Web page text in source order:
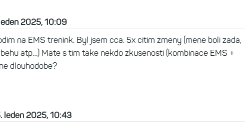
2025, 10:09
na EMS trenink. Byl jsem cca. 5x citim zmeny (mene boli zada,
atp…) Mate s tim take nekdo zkusenosti (kombinace EMS +
dlouhodobe?
leden 2025, 10:43